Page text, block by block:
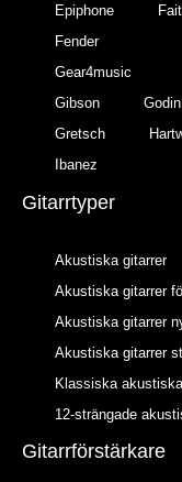
Epiphone
Fender
Gear4music
Gibson
Godin
Gretsch
Ibanez
Gitarrtyper
Akustiska gitarrer
Akustiska gitarrer
Akustiska gitarrer
Akustiska gitarrer
Klassiska
12-strängade
Gitarrförstärkare